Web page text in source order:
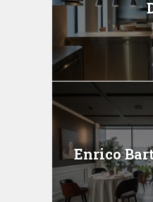
Enrico